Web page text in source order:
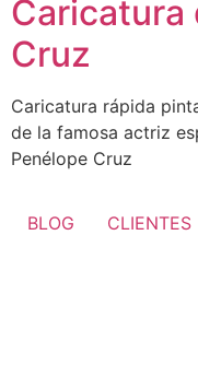
Caricatura
Cruz
Caricatura rápida
de la famosa actriz
Penélope Cruz
BLOG CLIENTES